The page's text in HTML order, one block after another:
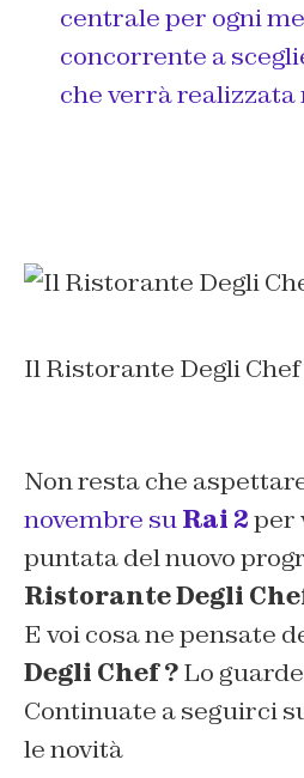
centrale per ogni
concorrente a
che verrà realizzata
Il Ristorante Degli Chef
Non resta che
novembre suRai 2per
puntata del nuovo
Ristorante Degli
E voi cosa ne pensate
Degli Chef?Lo
Continuate a seguirci
le novità